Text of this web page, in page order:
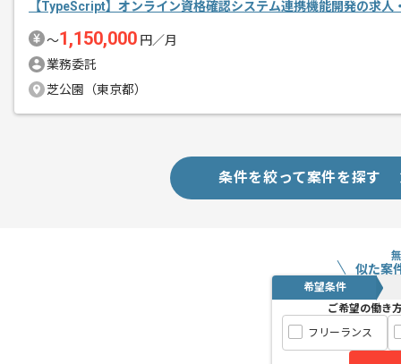
新しいアイディアや技術を積極的に導入
【TypeScript】オンライン資格確認システム連携機能開発の求人
〜1,150,000 円／月
業務委託
芝公園（東京都）
条件を絞って案件を探す
似た案
希望条件
ご希望の働き
フリーランス